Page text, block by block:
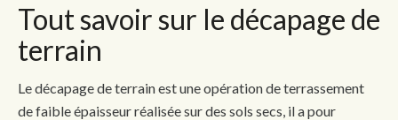
Tout savoir sur le décapage de
terrain
Le décapage de terrain est une opération de terrassement
de faible épaisseur réalisée sur des sols secs, il a pour